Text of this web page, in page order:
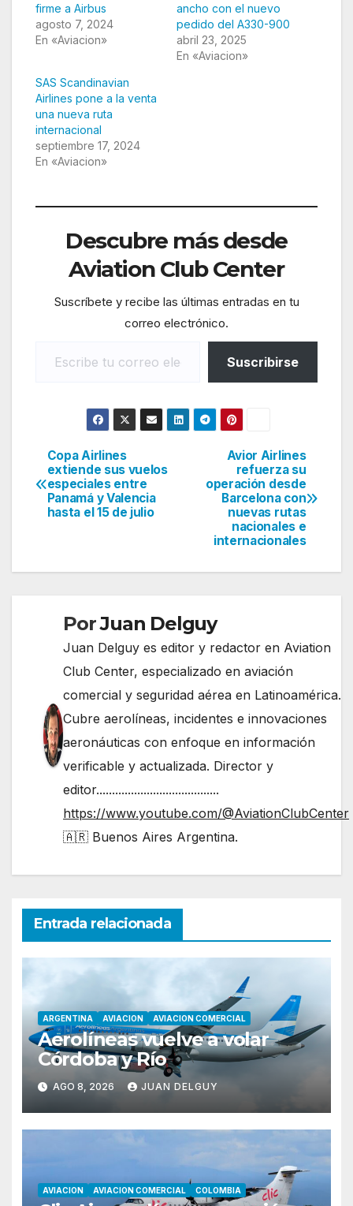
firme a Airbus
agosto 7, 2024
En «Aviacion»
ancho con el nuevo
pedido del A330-900
abril 23, 2025
En «Aviacion»
SAS Scandinavian
Airlines pone a la venta
una nueva ruta
internacional
septiembre 17, 2024
En «Aviacion»
Descubre más desde
Aviation Club Center
Suscríbete y recibe las últimas entradas en tu
correo electrónico.
Suscribirse
Navegación
de
entradas
Avior Airlines
refuerza su
operación desde
Barcelona con
nuevas rutas
nacionales e
internacionales
Copa Airlines
extiende sus vuelos
especiales entre
Panamá y Valencia
hasta el 15 de julio
PorJuan Delguy
Juan Delguy es editor y redactor en Aviation
Club Center, especializado en aviación
comercial y seguridad aérea en Latinoamérica.
Cubre aerolíneas, incidentes e innovaciones
aeronáuticas con enfoque en información
verificable y actualizada. Director y
editor.......................................
https://www.youtube.com/@AviationClubCenter
🇦🇷 Buenos Aires Argentina.
Entrada relacionada
ARGENTINA AVIACION AVIACION COMERCIAL
Aerolíneas vuelve a volar
Córdoba y Río
AGO 8, 2026 JUAN DELGUY
AVIACION AVIACION COMERCIAL COLOMBIA